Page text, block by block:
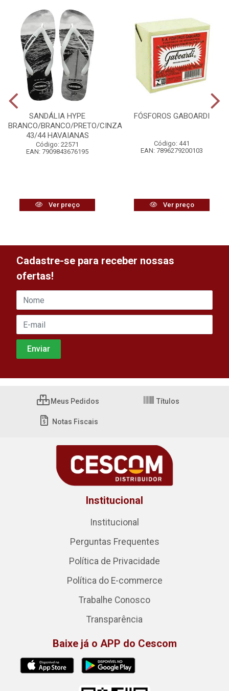
SANDÁLIA HYPE
BRANCO/BRANCO/PRETO/CINZA
43/44 HAVAIANAS
Código: 22571
EAN: 7909843676195
Ver preço
FÓSFOROS GABOARDI
Código: 441
EAN: 7896279200103
Ver preço
Cadastre-se para receber nossas
ofertas!
Meus Pedidos Títulos
Notas Fiscais
Institucional
Institucional
Perguntas Frequentes
Política de Privacidade
Política do E-commerce
Trabalhe Conosco
Transparência
Baixe já o APP do Cescom